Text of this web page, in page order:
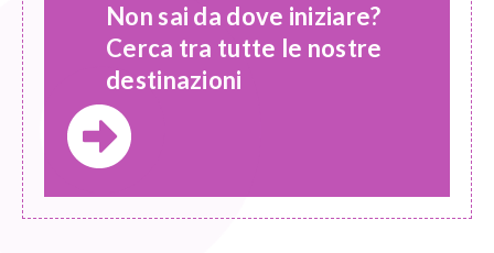
Non sai da dove iniziare?
Cerca tra tutte le nostre
destinazioni